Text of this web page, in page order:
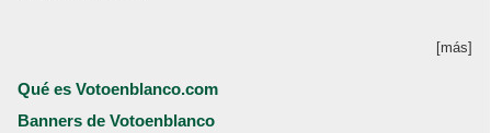
[más]
Qué es Votoenblanco.com
Banners de Votoenblanco